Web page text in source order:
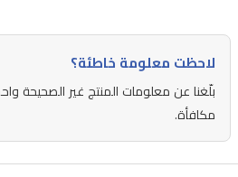
للحلاقة
الاحترافية
3،
4.5،
6،
لاحظت معلومة خاطئة؟
بلّغنا عن معلومات المنتج غير الصحيحة
مكافأة.